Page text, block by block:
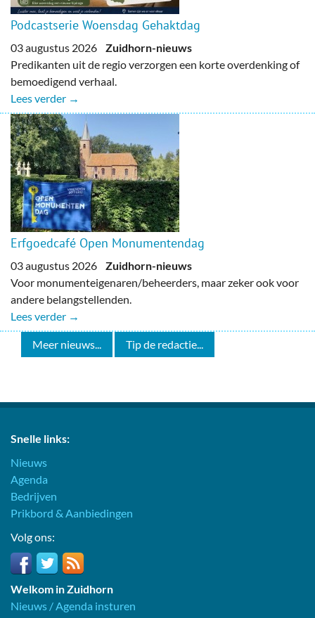
Podcastserie Woensdag Gehaktdag
03 augustus 2026 Zuidhorn-nieuws
Predikanten uit de regio verzorgen een korte overdenking of
bemoedigend verhaal.
Lees verder →
Erfgoedcafé Open Monumentendag
03 augustus 2026 Zuidhorn-nieuws
Voor monumenteigenaren/beheerders, maar zeker ook voor
andere belangstellenden.
Lees verder →
Meer nieuws... Tip de redactie...
Snelle links:
Nieuws
Agenda
Bedrijven
Prikbord & Aanbiedingen
Volg ons:
Welkom in Zuidhorn
Nieuws / Agenda insturen